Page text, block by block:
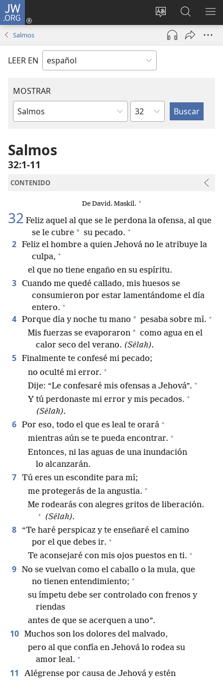
JW.ORG
Cambiar
idioma
del sitio
Iniciar
sesión
(abre
nueva
en
jw.org
Salmos
LEER EN
MOSTRAR
Libro
la
Biblia
Capítulo
Salmos
32:1-11
CONTENIDO
De David. Maskil. *
32 Feliz aquel al que se le perdona la ofensa, al que
se le cubre * su pecado. +
2 Feliz el hombre a quien Jehová no le atribuye la
culpa, +
el que no tiene engaño en su espíritu.
3 Cuando me quedé callado, mis huesos se
consumieron por estar lamentándome el día
entero. +
4 Porque día y noche tu mano * pesaba sobre mí. +
Mis fuerzas se evaporaron * como agua en el
calor seco del verano. (Sélah).
5 Finalmente te confesé mi pecado;
no oculté mi error. +
Dije: “Le confesaré mis ofensas a Jehová”. +
Y tú perdonaste mi error y mis pecados. +
(Sélah).
6 Por eso, todo el que es leal te orará +
mientras aún se te pueda encontrar. +
Entonces, ni las aguas de una inundación
lo alcanzarán.
7 Tú eres un escondite para mí;
me protegerás de la angustia. +
Me rodearás con alegres gritos de liberación.
+ (Sélah).
8
“Te haré perspicaz y te enseñaré el camino
por el que debes ir. +
Te aconsejaré con mis ojos puestos en ti. +
9 No se vuelvan como el caballo o la mula, que
no tienen entendimiento; +
su ímpetu debe ser controlado con frenos y
riendas
antes de que se acerquen a uno”.
10 Muchos son los dolores del malvado,
pero al que confía en Jehová lo rodea su
amor leal. +
11
Alégrense por causa de Jehová y estén